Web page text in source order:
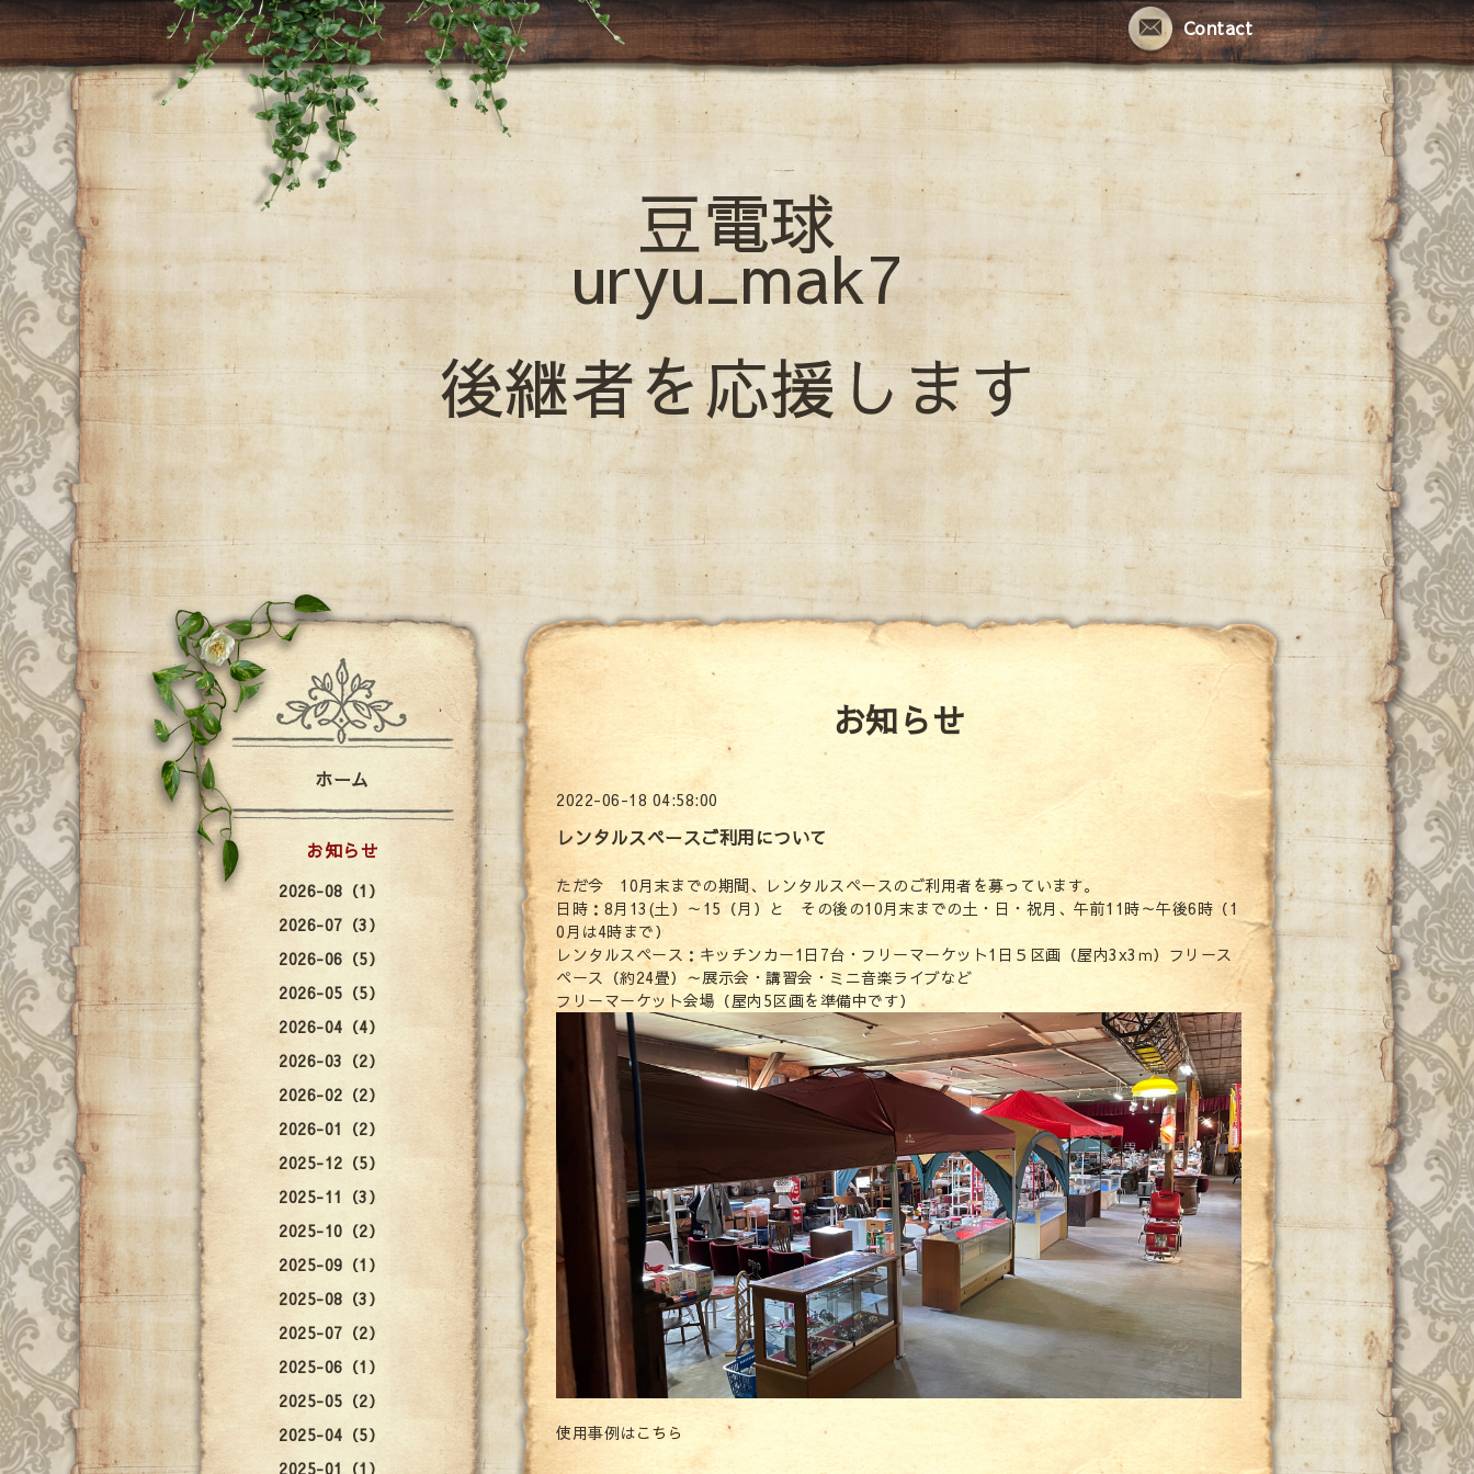
Contact
豆電球
uryu_mak7
後継者を応援します
お知らせ
2022-06-18 04:58:00
レンタルスペースご利用について
ただ今 10月末までの期間、レンタルスペースのご利用者を募っています。
日時：8月13(土）～15（月）と その後の10月末までの土・日・祝月、午前11時～午後6時（1
0月は4時まで）
レンタルスペース：キッチンカー1日7台・フリーマーケット1日５区画（屋内3x3ｍ）フリース
ペース（約24畳）～展示会・講習会・ミニ音楽ライブなど
フリーマーケット会場（屋内5区画を準備中です）
使用事例はこちら
ホーム
お知らせ
2026-08（1）
2026-07（3）
2026-06（5）
2026-05（5）
2026-04（4）
2026-03（2）
2026-02（2）
2026-01（2）
2025-12（5）
2025-11（3）
2025-10（2）
2025-09（1）
2025-08（3）
2025-07（2）
2025-06（1）
2025-05（2）
2025-04（5）
2025-01（1）